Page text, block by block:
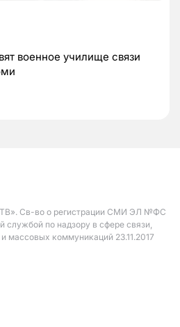
военное училище связи
Св-во о регистрации СМИ ЭЛ №ФС
службой по надзору в сфере связи,
массовых коммуникаций 23.11.2017